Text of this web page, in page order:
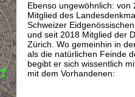
Ebenso ungewöhnlich:
Mitglied des
Schweizer
und seit 2018 Mitglied der
Zürich. Wo gemeinhin in
als die natürlichen Feinde
begibt er sich wissentlich
mit dem Vorhandenen: